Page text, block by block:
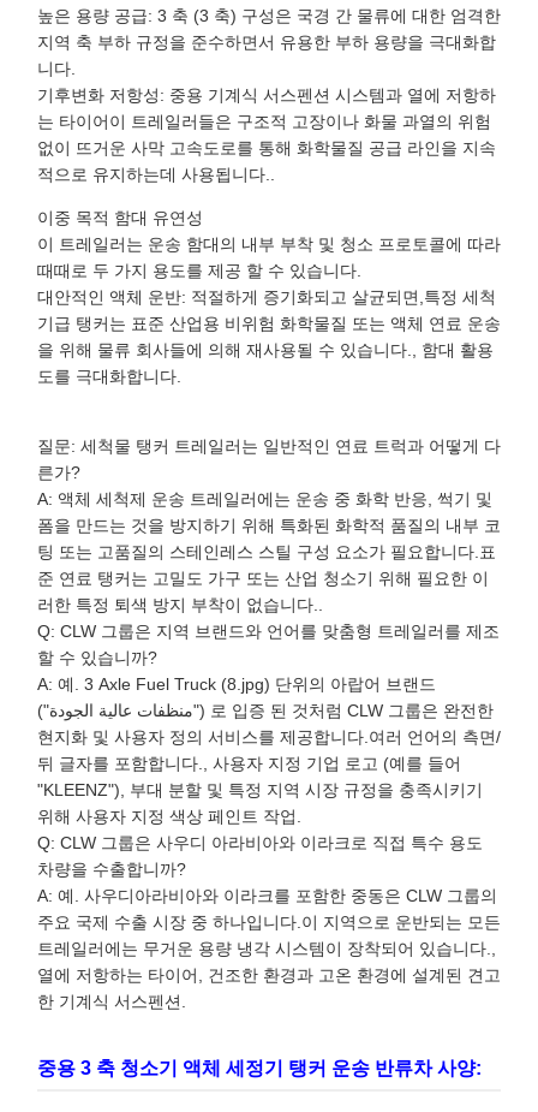
높은 용량 공급: 3 축 (3 축) 구성은 국경 간 물류에 대한 엄격한
지역 축 부하 규정을 준수하면서 유용한 부하 용량을 극대화합
니다.
기후변화 저항성: 중용 기계식 서스펜션 시스템과 열에 저항하
는 타이어이 트레일러들은 구조적 고장이나 화물 과열의 위험
없이 뜨거운 사막 고속도로를 통해 화학물질 공급 라인을 지속
적으로 유지하는데 사용됩니다..
이중 목적 함대 유연성
이 트레일러는 운송 함대의 내부 부착 및 청소 프로토콜에 따라
때때로 두 가지 용도를 제공 할 수 있습니다.
대안적인 액체 운반: 적절하게 증기화되고 살균되면,특정 세척
기급 탱커는 표준 산업용 비위험 화학물질 또는 액체 연료 운송
을 위해 물류 회사들에 의해 재사용될 수 있습니다., 함대 활용
도를 극대화합니다.
질문: 세척물 탱커 트레일러는 일반적인 연료 트럭과 어떻게 다
른가?
A: 액체 세척제 운송 트레일러에는 운송 중 화학 반응, 썩기 및
폼을 만드는 것을 방지하기 위해 특화된 화학적 품질의 내부 코
팅 또는 고품질의 스테인레스 스틸 구성 요소가 필요합니다.표
준 연료 탱커는 고밀도 가구 또는 산업 청소기 위해 필요한 이
러한 특정 퇴색 방지 부착이 없습니다..
Q: CLW 그룹은 지역 브랜드와 언어를 맞춤형 트레일러를 제조
할 수 있습니까?
A: 예. 3 Axle Fuel Truck (8.jpg) 단위의 아랍어 브랜드
("منظفات عالية الجودة") 로 입증 된 것처럼 CLW 그룹은 완전한
현지화 및 사용자 정의 서비스를 제공합니다.여러 언어의 측면/
뒤 글자를 포함합니다., 사용자 지정 기업 로고 (예를 들어
"KLEENZ"), 부대 분할 및 특정 지역 시장 규정을 충족시키기
위해 사용자 지정 색상 페인트 작업.
Q: CLW 그룹은 사우디 아라비아와 이라크로 직접 특수 용도
차량을 수출합니까?
A: 예. 사우디아라비아와 이라크를 포함한 중동은 CLW 그룹의
주요 국제 수출 시장 중 하나입니다.이 지역으로 운반되는 모든
트레일러에는 무거운 용량 냉각 시스템이 장착되어 있습니다.,
열에 저항하는 타이어, 건조한 환경과 고온 환경에 설계된 견고
한 기계식 서스펜션.
중용 3 축 청소기 액체 세정기 탱커 운송 반류차 사양: